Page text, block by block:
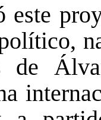
este
de